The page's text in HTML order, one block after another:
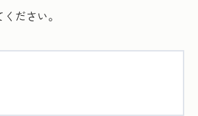
ださい。